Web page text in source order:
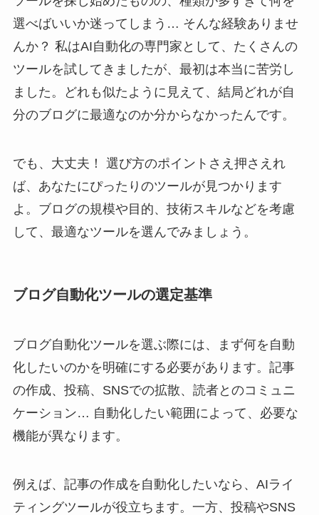
選べばいいか迷ってしまう… そんな経験ありませ
んか？ 私はAI自動化の専門家として、たくさんの
ツールを試してきましたが、最初は本当に苦労し
ました。どれも似たように見えて、結局どれが自
分のブログに最適なのか分からなかったんです。
でも、大丈夫！ 選び方のポイントさえ押さえれ
ば、あなたにぴったりのツールが見つかります
よ。ブログの規模や目的、技術スキルなどを考慮
して、最適なツールを選んでみましょう。
ブログ自動化ツールの選定基準
ブログ自動化ツールを選ぶ際には、まず何を自動
化したいのかを明確にする必要があります。記事
の作成、投稿、SNSでの拡散、読者とのコミュニ
ケーション… 自動化したい範囲によって、必要な
機能が異なります。
例えば、記事の作成を自動化したいなら、AIライ
ティングツールが役立ちます。一方、投稿やSNS